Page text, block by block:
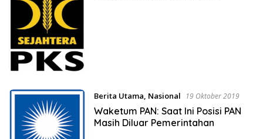
Berita Utama, Nasional 19 Oktober 2019
Waketum PAN: Saat Ini Posisi PAN
Masih Diluar Pemerintahan